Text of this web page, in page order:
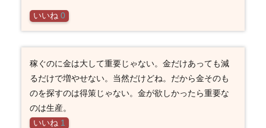
いいね 0
稼ぐのに金は大して重要じゃない。金だけあっても減
るだけで増やせない。当然だけどね。だから金そのも
のを探すのは得策じゃない。金が欲しかったら重要な
のは生産。
いいね 1